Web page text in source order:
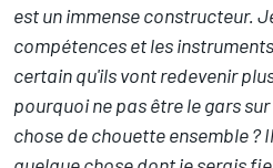
est un immense constructeur.
compétences et les
certain qu'ils vont redevenir
pourquoi ne pas être le gars
chose de chouette ensemble ?